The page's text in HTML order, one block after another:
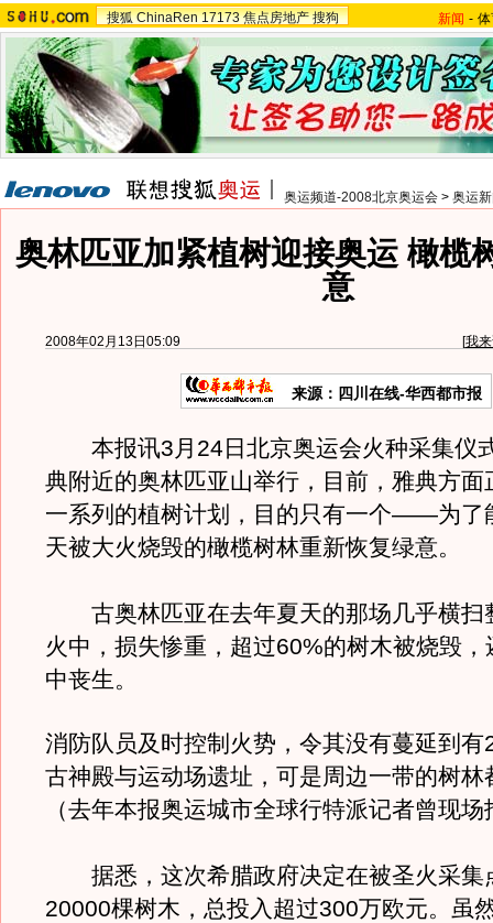
搜狐 ChinaRen 17173 焦点房地产 搜狗 新闻 -
奥运频道-2008北京奥运会 > 奥运
奥林匹亚加紧植树迎接奥运 橄榄
意
2008年02月13日05:09 [我
来源：四川在线-华西都市报
本报讯3月24日北京奥运会火种采集仪
典附近的奥林匹亚山举行，目前，雅典方面
一系列的植树计划，目的只有一个——为了
天被大火烧毁的橄榄树林重新恢复绿意。
古奥林匹亚在去年夏天的那场几乎横扫
火中，损失惨重，超过60%的树木被烧毁
中丧生。
消防队员及时控制火势，令其没有蔓延到
古神殿与运动场遗址，可是周边一带的树林
（去年本报奥运城市全球行特派记者曾现场
据悉，这次希腊政府决定在被圣火采集
20000棵树木，总投入超过300万欧元。虽